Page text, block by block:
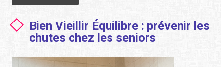
Bien Vieillir Équilibre : prévenir les
chutes chez les seniors